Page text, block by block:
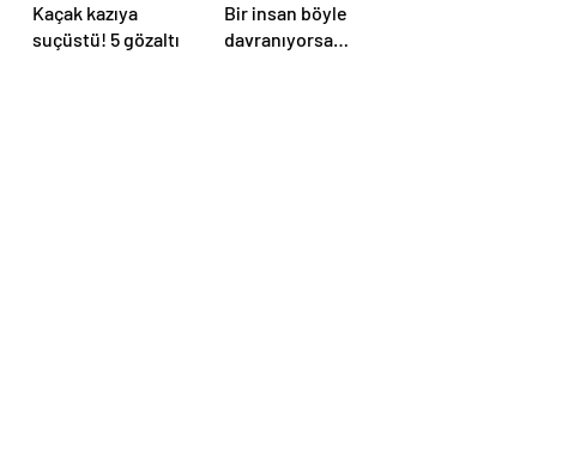
Kaçak kazıya
suçüstü! 5 gözaltı
Bir insan böyle
davranıyorsa